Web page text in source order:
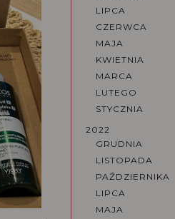
LIPCA
CZERWCA
MAJA
KWIETNIA
MARCA
LUTEGO
STYCZNIA
2022
GRUDNIA
LISTOPADA
PAŹDZIERNIKA
LIPCA
MAJA